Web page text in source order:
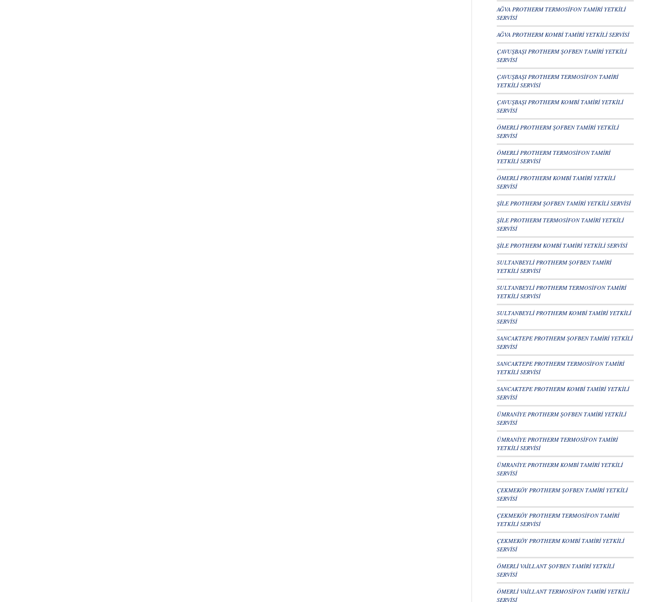
AĞVA PROTHERM TERMOSİFON TAMİRİ YETKİLİ
SERVİSİ
AĞVA PROTHERM KOMBİ TAMİRİ YETKİLİ SERVİSİ
ÇAVUŞBAŞI PROTHERM ŞOFBEN TAMİRİ YETKİLİ
SERVİSİ
ÇAVUŞBAŞI PROTHERM TERMOSİFON TAMİRİ
YETKİLİ SERVİSİ
ÇAVUŞBAŞI PROTHERM KOMBİ TAMİRİ YETKİLİ
SERVİSİ
ÖMERLİ PROTHERM ŞOFBEN TAMİRİ YETKİLİ
SERVİSİ
ÖMERLİ PROTHERM TERMOSİFON TAMİRİ
YETKİLİ SERVİSİ
ÖMERLİ PROTHERM KOMBİ TAMİRİ YETKİLİ
SERVİSİ
ŞİLE PROTHERM ŞOFBEN TAMİRİ YETKİLİ SERVİSİ
ŞİLE PROTHERM TERMOSİFON TAMİRİ YETKİLİ
SERVİSİ
ŞİLE PROTHERM KOMBİ TAMİRİ YETKİLİ SERVİSİ
SULTANBEYLİ PROTHERM ŞOFBEN TAMİRİ
YETKİLİ SERVİSİ
SULTANBEYLİ PROTHERM TERMOSİFON TAMİRİ
YETKİLİ SERVİSİ
SULTANBEYLİ PROTHERM KOMBİ TAMİRİ YETKİLİ
SERVİSİ
SANCAKTEPE PROTHERM ŞOFBEN TAMİRİ YETKİLİ
SERVİSİ
SANCAKTEPE PROTHERM TERMOSİFON TAMİRİ
YETKİLİ SERVİSİ
SANCAKTEPE PROTHERM KOMBİ TAMİRİ YETKİLİ
SERVİSİ
ÜMRANİYE PROTHERM ŞOFBEN TAMİRİ YETKİLİ
SERVİSİ
ÜMRANİYE PROTHERM TERMOSİFON TAMİRİ
YETKİLİ SERVİSİ
ÜMRANİYE PROTHERM KOMBİ TAMİRİ YETKİLİ
SERVİSİ
ÇEKMEKÖY PROTHERM ŞOFBEN TAMİRİ YETKİLİ
SERVİSİ
ÇEKMEKÖY PROTHERM TERMOSİFON TAMİRİ
YETKİLİ SERVİSİ
ÇEKMEKÖY PROTHERM KOMBİ TAMİRİ YETKİLİ
SERVİSİ
ÖMERLİ VAİLLANT ŞOFBEN TAMİRİ YETKİLİ
SERVİSİ
ÖMERLİ VAİLLANT TERMOSİFON TAMİRİ YETKİLİ
SERVİSİ